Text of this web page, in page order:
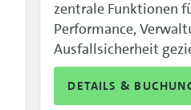
zentrale Funktionen
Performance,
Ausfallsicherheit
DETAILS &